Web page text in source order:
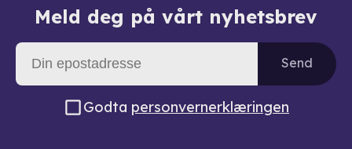
Meld deg på vårt nyhetsbrev
Send
Godta personvernerklæringen